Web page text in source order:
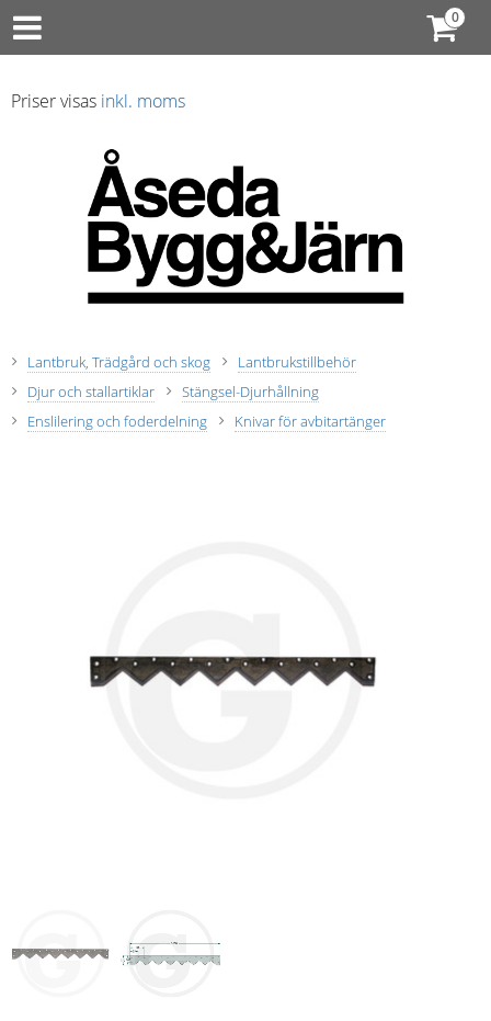
Priser visas inkl. moms
Lantbruk, Trädgård och skog
Lantbrukstillbehör
Djur och stallartiklar
Stängsel-Djurhållning
Enslilering och foderdelning
Knivar för avbitartänger